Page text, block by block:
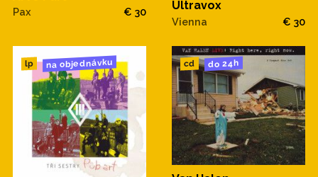
Pax € 30 Ultravox
Vienna € 30
lp na objednávku cd do 24h